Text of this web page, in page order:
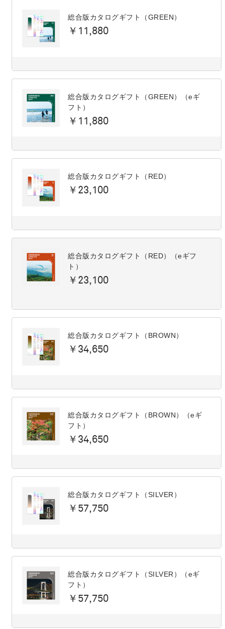
総合版カタログギフト（GREEN）
￥11,880
総合版カタログギフト（GREEN）（eギ
フト）
￥11,880
総合版カタログギフト（RED）
￥23,100
総合版カタログギフト（RED）（eギフ
ト）
￥23,100
総合版カタログギフト（BROWN）
￥34,650
総合版カタログギフト（BROWN）（eギ
フト）
￥34,650
総合版カタログギフト（SILVER）
￥57,750
総合版カタログギフト（SILVER）（eギ
フト）
￥57,750